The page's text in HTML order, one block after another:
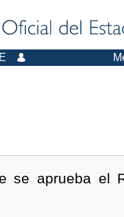
se aprueba el